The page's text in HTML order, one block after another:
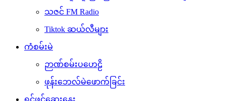
သဇင် FM Radio
Tiktok ဆယ်လီများ
ကံစမ်းမဲ
ဉာဏ်စမ်းပဟေဠိ
ဖုန်းဘေလ်မဲဖောက်ခြင်း
ရင်ဖွင့်ဆွေးနွေး